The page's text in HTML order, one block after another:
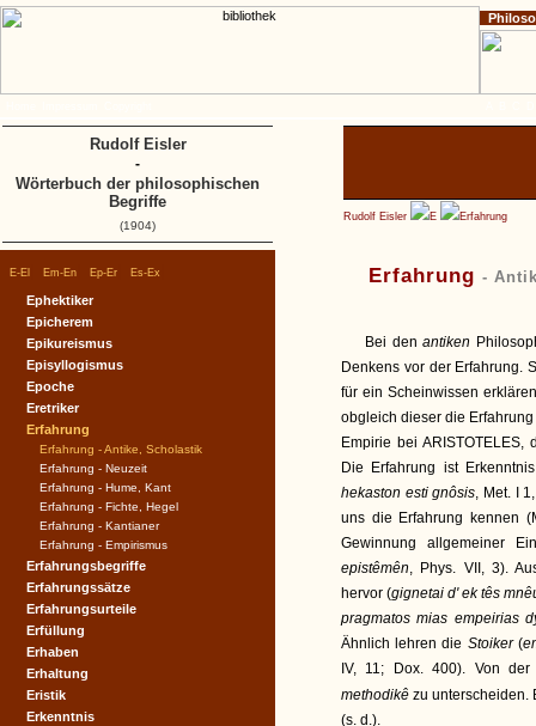
Rudolf Eisler E Erfahrung
Erfahrung -
Bei denantiken
Denkens vor der Erfahrung.
für ein Scheinwissen
obgleich dieser die
Empirie bei
Die Erfahrung ist
hekaston esti gnôsis, Met. I
uns die Erfahrung kennen
Gewinnung allgemeiner
epistêmên, Phys. VII, 3).
hervor (gignetai d' ek tês
pragmatos mias empeirias
Ähnlich lehren die Stoiker (
IV, 11; Dox. 400). Von
methodikê zu unterscheiden.
(s. d.).
E-El Em-En Ep-Er Es-Ex
Ephektiker
Epicherem
Epikureismus
Episyllogismus
Epoche
Eretriker
Erfahrung
Erfahrung - Antike, Scholastik
Erfahrung - Neuzeit
Erfahrung - Hume, Kant
Erfahrung - Fichte, Hegel
Erfahrung - Kantianer
Erfahrung - Empirismus
Erfahrungsbegriffe
Erfahrungssätze
Erfahrungsurteile
Erfüllung
Erhaben
Erhaltung
Eristik
Erkenntnis
Rudolf Eisler
-
Wörterbuch der philosophischen
Begriffe
(1904)